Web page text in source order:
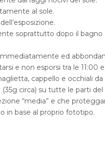
al sole.
soprattutto dopo il bagno
ed
e non esporsi tra le 11:00 e
cappello e occhiali da
circa) su tutte le parti
“media” e che
in base al proprio fototipo.